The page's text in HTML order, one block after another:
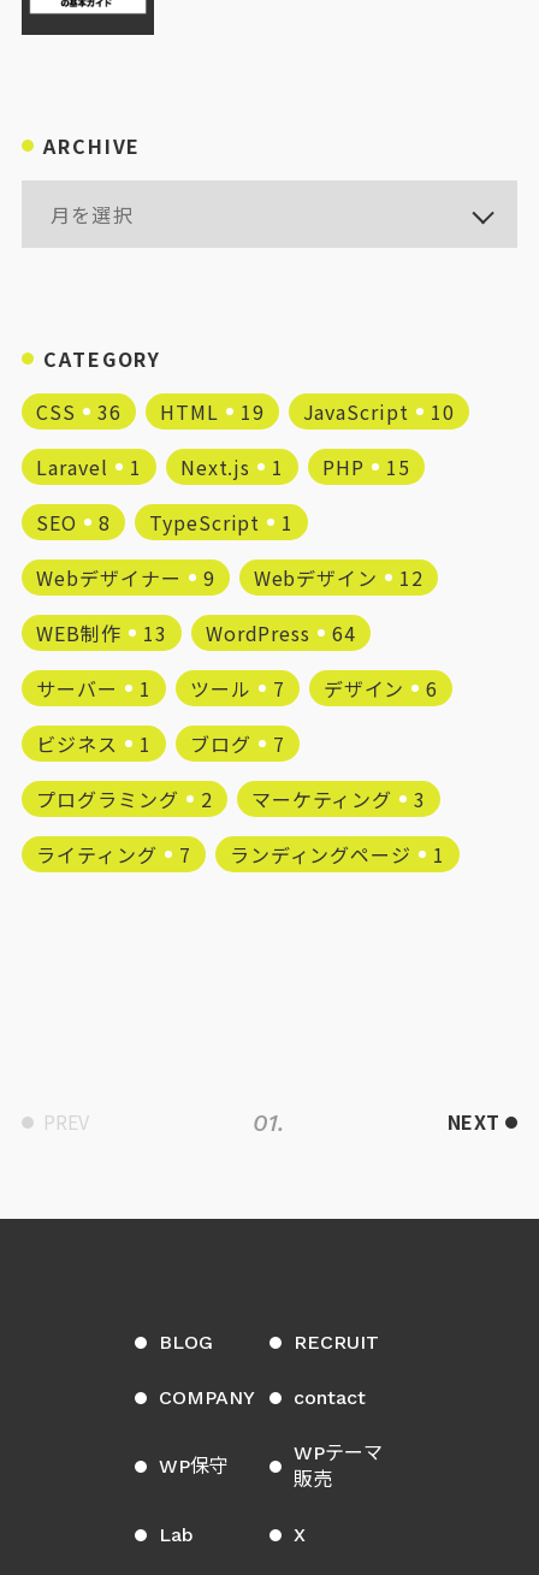
ARCHIVE
CATEGORY
CSS
36 HTML 19 JavaScript
10
Laravel
1 Next.js 1 PHP
15
SEO
8 TypeScript
1
Webデザイナー
9 Webデザイン
12
WEB制作
13 WordPress
64
サーバー
1 ツール 7 デザイン
6
ビジネス
1 ブログ
7
プログラミング
2 マーケティング
3
ライティング
7 ランディングページ 1
PREV 01. NEXT
BLOG RECRUIT
COMPANY contact
WP保守
WPテーマ
販売
Lab X